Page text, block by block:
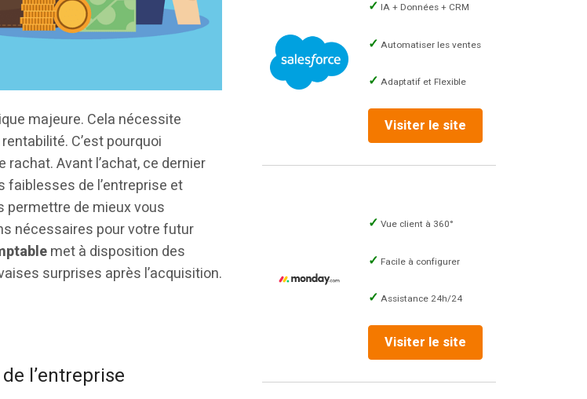
majeure. Cela nécessite
C’est pourquoi
Avant l’achat, ce dernier
faiblesses de l’entreprise et
permettre de mieux vous
nécessaires pour votre futur
met à disposition des
surprises après l’acquisition.
l’entreprise
IA + Données + CRM
Automatiser les ventes
Adaptatif et Flexible
Visiter le site
Vue client à 360°
Facile à configurer
Assistance 24h/24
Visiter le site